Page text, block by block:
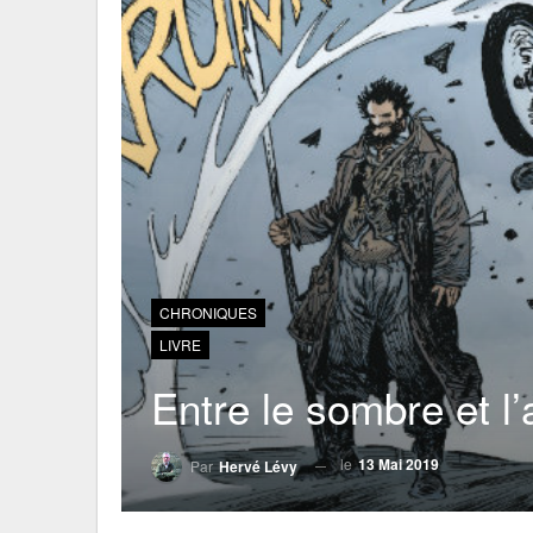
CHRONIQUES
LIVRE
Entre le sombre et
ParHervé Lévy le13 Mai 2019